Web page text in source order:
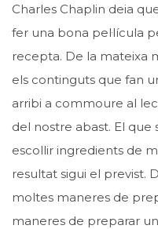
Charles Chaplin deia
fer una bona pel·lícula
recepta. De la mateixa
els continguts que fan
arribi a commoure al
del nostre abast. El
escollir ingredients de
resultat sigui el previst.
moltes maneres de
maneres de preparar